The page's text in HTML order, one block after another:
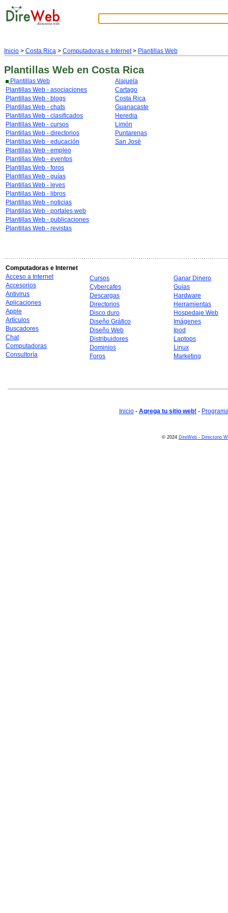
Inicio > Costa Rica > Computadoras e Internet> Plantillas Web
Plantillas Web en Costa Rica
Plantillas Web
Plantillas Web - asociaciones
Plantillas Web - blogs
Plantillas Web - chats
Plantillas Web - clasificados
Plantillas Web - cursos
Plantillas Web - directorios
Plantillas Web - educación
Plantillas Web - empleo
Plantillas Web - eventos
Plantillas Web - foros
Plantillas Web - guías
Plantillas Web - leyes
Plantillas Web - libros
Plantillas Web - noticias
Plantillas Web - portales web
Plantillas Web - publicaciones
Plantillas Web - revistas
Alajuela
Cartago
Costa Rica
Guanacaste
Heredia
Limón
Puntarenas
San José
Computadoras e Internet
Acceso a Internet
Accesorios
Antivirus
Aplicaciones
Apple
Artículos
Buscadores
Chat
Computadoras
Consultoría
Cursos
Cybercafes
Descargas
Directorios
Disco duro
Diseño Gráfico
Diseño Web
Distribuidores
Dominios
Foros
Ganar Dinero
Guías
Hardware
Herramientas
Hospedaje Web
Imágenes
Ipod
Laptops
Linux
Marketing
Inicio - Agrega tu sitio web! -
© 2024 DireWeb - Directorio